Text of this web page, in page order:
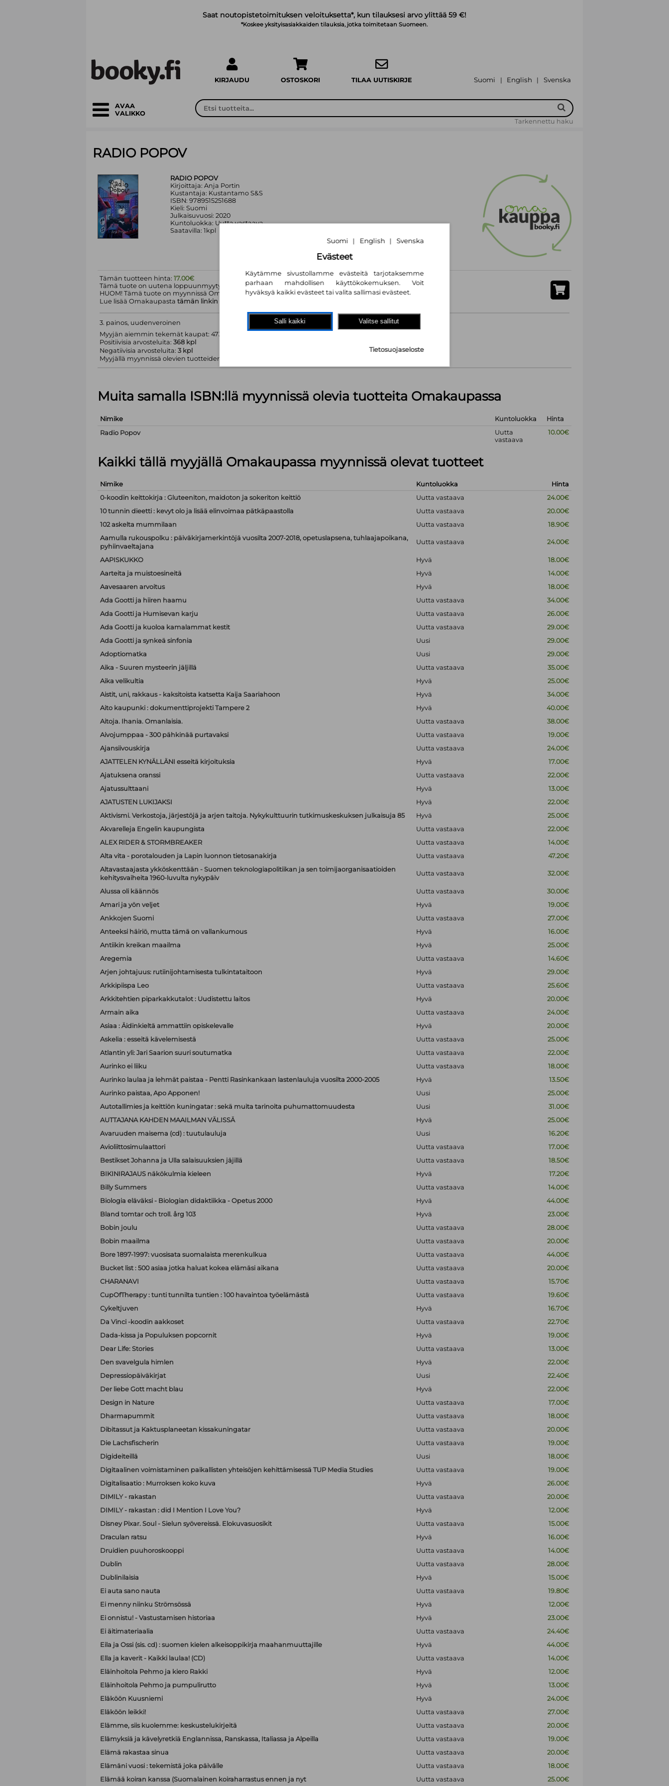
Saat noutopistetoimituksen veloituksetta*, kun tilauksesi arvo ylittää 59 €!
*Koskee yksityisasiakkaiden tilauksia, jotka toimitetaan Suomeen.
KIRJAUDU OSTOSKORI TILAA UUTISKIRJE Suomi | English | Svenska
AVAA
VALIKKO
Tarkennettu haku
RADIO POPOV
RADIO POPOV
Kirjoittaja: Anja Portin
Kustantaja: Kustantamo S&S
ISBN: 9789515251688
Kieli: Suomi
Julkaisuvuosi: 2020
Kuntoluokka: Uutta vastaava
Saatavilla: 1kpl
Tämän tuotteen hinta: 17.00€
Tämä tuote on uutena loppuunmyyty.
HUOM! Tämä tuote on myynnissä Omakaupassa
Lue lisää Omakaupasta tämän linkin
3. painos, uudenveroinen
Myyjän aiemmin tekemät kaupat: 473 kpl
Positiivisia arvosteluita: 368 kpl
Negatiivisia arvosteluita: 3 kpl
Myyjällä myynnissä olevien tuotteiden määrä (kts. alla): 922 kpl
Muita samalla ISBN:llä myynnissä olevia tuotteita Omakaupassa
Nimike Kuntoluokka
Hinta
Radio Popov
Uutta
vastaava
10.00€
Kaikki tällä myyjällä Omakaupassa myynnissä olevat tuotteet
Nimike Kuntoluokka
Hinta
0-koodin keittokirja : Gluteeniton, maidoton ja sokeriton keittiö
Uutta vastaava
24.00€
10 tunnin dieetti : kevyt olo ja lisää elinvoimaa pätkäpaastolla
Uutta vastaava
20.00€
102 askelta mummilaan
Uutta vastaava
18.90€
Aamulla rukouspolku : päiväkirjamerkintöjä vuosilta 2007-2018, opetuslapsena, tuhlaajapoikana,
pyhiinvaeltajana
Uutta vastaava 24.00€
AAPISKUKKO Hyvä
18.00€
Aarteita ja muistoesineitä
Hyvä
14.00€
Aavesaaren arvoitus
Hyvä
18.00€
Ada Gootti ja hiiren haamu
Uutta vastaava
34.00€
Ada Gootti ja Humisevan karju
Uutta vastaava
26.00€
Ada Gootti ja kuoloa kamalammat kestit
Uutta vastaava
29.00€
Ada Gootti ja synkeä sinfonia
Uusi
29.00€
Adoptiomatka
Uusi
29.00€
Aika - Suuren mysteerin jäljillä
Uutta vastaava
35.00€
Aika velikultia
Hyvä
25.00€
Aistit, uni, rakkaus - kaksitoista katsetta Kaija Saariahoon
Hyvä
34.00€
Aito kaupunki : dokumenttiprojekti Tampere 2
Hyvä
40.00€
Aitoja. Ihania. Omanlaisia.
Uutta vastaava
38.00€
Aivojumppaa - 300 pähkinää purtavaksi
Uutta vastaava
19.00€
Ajansiivouskirja
Uutta vastaava
24.00€
AJATTELEN KYNÄLLÄNI esseitä kirjoituksia
Hyvä
17.00€
Ajatuksena oranssi
Uutta vastaava
22.00€
Ajatussulttaani
Hyvä
13.00€
AJATUSTEN LUKIJAKSI
Hyvä
22.00€
Aktivismi. Verkostoja, järjestöjä ja arjen taitoja. Nykykulttuurin tutkimuskeskuksen julkaisuja 85
Hyvä
25.00€
Akvarelleja Engelin kaupungista
Uutta vastaava
22.00€
ALEX RIDER & STORMBREAKER
Uutta vastaava
14.00€
Alta vita - porotalouden ja Lapin luonnon tietosanakirja
Uutta vastaava
47.20€
Altavastaajasta ykköskenttään - Suomen teknologiapolitiikan ja sen toimijaorganisaatioiden
kehitysvaiheita 1960-luvulta nykypäiv
Uutta vastaava 32.00€
Alussa oli käännös Uutta vastaava
30.00€
Amari ja yön veljet
Hyvä
19.00€
Ankkojen Suomi
Uutta vastaava
27.00€
Anteeksi häiriö, mutta tämä on vallankumous
Hyvä
16.00€
Antiikin kreikan maailma
Hyvä
25.00€
Aregemia
Uutta vastaava
14.60€
Arjen johtajuus: rutiinijohtamisesta tulkintataitoon
Hyvä
29.00€
Arkkipiispa Leo
Uutta vastaava
25.60€
Arkkitehtien piparkakkutalot : Uudistettu laitos
Hyvä
20.00€
Armain aika
Uutta vastaava
24.00€
Asiaa : Äidinkieltä ammattiin opiskelevalle
Hyvä
20.00€
Askelia : esseitä kävelemisestä
Uutta vastaava
25.00€
Atlantin yli: Jari Saarion suuri soutumatka
Uutta vastaava
22.00€
Aurinko ei liiku
Uutta vastaava
18.00€
Aurinko laulaa ja lehmät paistaa - Pentti Rasinkankaan lastenlauluja vuosilta 2000-2005
Hyvä
13.50€
Aurinko paistaa, Apo Apponen!
Uusi
25.00€
Autotallimies ja keittiön kuningatar : sekä muita tarinoita puhumattomuudesta
Uusi
31.00€
AUTTAJANA KAHDEN MAAILMAN VÄLISSÄ
Hyvä
25.00€
Avaruuden maisema (cd) : tuutulauluja
Uusi
16.20€
Avioliittosimulaattori
Uutta vastaava
17.00€
Bestikset Johanna ja Ulla salaisuuksien jäjillä
Uutta vastaava
18.50€
BIKINIRAJAUS näkökulmia kieleen
Hyvä
17.20€
Billy Summers
Uutta vastaava
14.00€
Biologia eläväksi - Biologian didaktiikka - Opetus 2000
Hyvä
44.00€
Bland tomtar och troll. årg 103
Hyvä
23.00€
Bobin joulu
Uutta vastaava
28.00€
Bobin maailma
Uutta vastaava
20.00€
Bore 1897-1997: vuosisata suomalaista merenkulkua
Uutta vastaava
44.00€
Bucket list : 500 asiaa jotka haluat kokea elämäsi aikana
Uutta vastaava
20.00€
CHARANAVI
Uutta vastaava
15.70€
CupOfTherapy : tunti tunnilta tuntien : 100 havaintoa työelämästä
Uutta vastaava
19.60€
Cykeltjuven
Hyvä
16.70€
Da Vinci -koodin aakkoset
Uutta vastaava
22.70€
Dada-kissa ja Populuksen popcornit
Hyvä
19.00€
Dear Life: Stories
Uutta vastaava
13.00€
Den svavelgula himlen
Hyvä
22.00€
Depressiopäiväkirjat
Uusi
22.40€
Der liebe Gott macht blau
Hyvä
22.00€
Design in Nature
Uutta vastaava
17.00€
Dharmapummit
Uutta vastaava
18.00€
Dibitassut ja Kaktusplaneetan kissakuningatar
Uutta vastaava
20.00€
Die Lachsfischerin
Uutta vastaava
19.00€
Digideiteillä
Uusi
18.00€
Digitaalinen voimistaminen paikallisten yhteisöjen kehittämisessä TUP Media Studies
Uutta vastaava
19.00€
Digitalisaatio : Murroksen koko kuva
Hyvä
26.00€
DIMILY - rakastan
Uutta vastaava
20.00€
DIMILY - rakastan : did I Mention I Love You?
Hyvä
12.00€
Disney Pixar. Soul - Sielun syövereissä. Elokuvasuosikit
Uutta vastaava
15.00€
Draculan ratsu
Hyvä
16.00€
Druidien puuhoroskooppi
Uutta vastaava
14.00€
Dublin
Uutta vastaava
28.00€
Dublinilaisia
Hyvä
15.00€
Ei auta sano nauta
Uutta vastaava
19.80€
Ei menny niinku Strömsössä
Hyvä
12.00€
Ei onnistu! - Vastustamisen historiaa
Hyvä
23.00€
Ei äitimateriaalia
Uutta vastaava
24.40€
Eila ja Ossi (sis. cd) : suomen kielen alkeisoppikirja maahanmuuttajille
Hyvä
44.00€
Ella ja kaverit - Kaikki laulaa! (CD)
Uutta vastaava
14.00€
Eläinhoitola Pehmo ja kiero Rakki
Hyvä
12.00€
Eläinhoitola Pehmo ja pumpulirutto
Hyvä
13.00€
Eläköön Kuusniemi
Hyvä
24.00€
Eläköön leikki!
Uutta vastaava
27.00€
Elämme, siis kuolemme: keskustelukirjeitä
Uutta vastaava
20.00€
Elämyksiä ja kävelyretkiä Englannissa, Ranskassa, Italiassa ja Alpeilla
Uutta vastaava
19.00€
Elämä rakastaa sinua
Uutta vastaava
20.00€
Elämäni vuosi : tekemistä joka päivälle
Uutta vastaava
18.00€
Elämää koiran kanssa (Suomalainen koiraharrastus ennen ja nyt
Uutta vastaava 25.00€
Suomi | English | Svenska
Evästeet
Käytämme sivustollamme evästeitä tarjotaksemme
parhaan mahdollisen käyttökokemuksen. Voit
hyväksyä kaikki evästeet tai valita sallimasi evästeet.
Salli kaikki Valitse sallitut
Tietosuojaseloste